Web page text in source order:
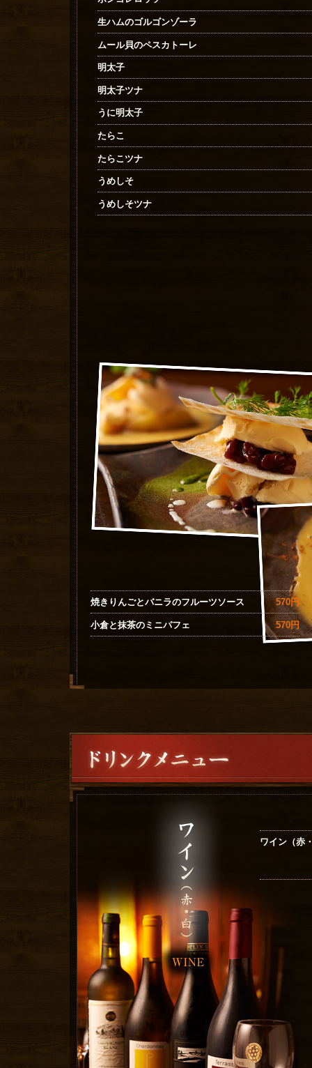
生ハムのゴルゴンゾーラ
ムール貝のペスカトーレ
明太子
明太子ツナ
うに明太子
たらこ
たらこツナ
うめしそ
うめしそツナ
焼きりんごとバニラのフルーツソース 570円
小倉と抹茶のミニパフェ 570円
ワイン（赤